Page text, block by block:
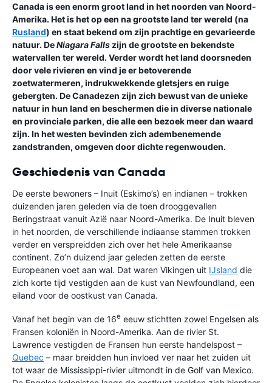
Canada is een enorm groot land in het noorden van Noord-
Amerika. Het is het op een na grootste land ter wereld (na
Rusland) en staat bekend om zijn prachtige en gevarieerde
natuur. DeNiagara Falls zijn de grootste en bekendste
watervallen ter wereld. Verder wordt het land doorsneden
door vele rivieren en vind je er betoverende
zoetwatermeren, indrukwekkende gletsjers en ruige
gebergten. De Canadezen zijn zich bewust van de unieke
natuur in hun land en beschermen die in diverse nationale
en provinciale parken, die alle een bezoek meer dan waard
zijn. In het westen bevinden zich adembenemende
zandstranden, omgeven door dichte regenwouden.
Geschiedenis van Canada
De eerste bewoners – Inuit (Eskimo’s) en indianen – trokken
duizenden jaren geleden via de toen drooggevallen
Beringstraat vanuit Azië naar Noord-Amerika. De Inuit bleven
in het noorden, de verschillende indiaanse stammen trokken
verder en verspreidden zich over het hele Amerikaanse
continent. Zo’n duizend jaar geleden zetten de eerste
Europeanen voet aan wal. Dat waren Vikingen uit IJsland die
zich korte tijd vestigden aan de kust van Newfoundland, een
eiland voor de oostkust van Canada.
Vanaf het begin van de 16e eeuw stichtten zowel Engelsen als
Fransen koloniën in Noord-Amerika. Aan de rivier St.
Lawrence vestigden de Fransen hun eerste handelspost –
Quebec – maar breidden hun invloed ver naar het zuiden uit
tot waar de Mississippi-rivier uitmondt in de Golf van Mexico.